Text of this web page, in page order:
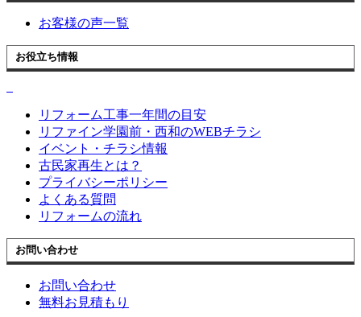
お客様の声一覧
お役立ち情報
リフォーム工事一年間の目安
リファイン学園前・西和のWEBチラシ
イベント・チラシ情報
古民家再生とは？
プライバシーポリシー
よくある質問
リフォームの流れ
お問い合わせ
お問い合わせ
無料お見積もり